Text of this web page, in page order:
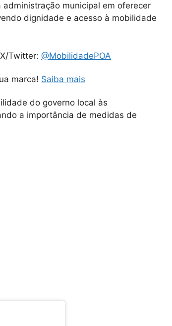
municipal em oferecer
dignidade e acesso à mobilidade
Twitter: @MobilidadePOA
marca! Saiba mais
do governo local às
a importância de medidas de